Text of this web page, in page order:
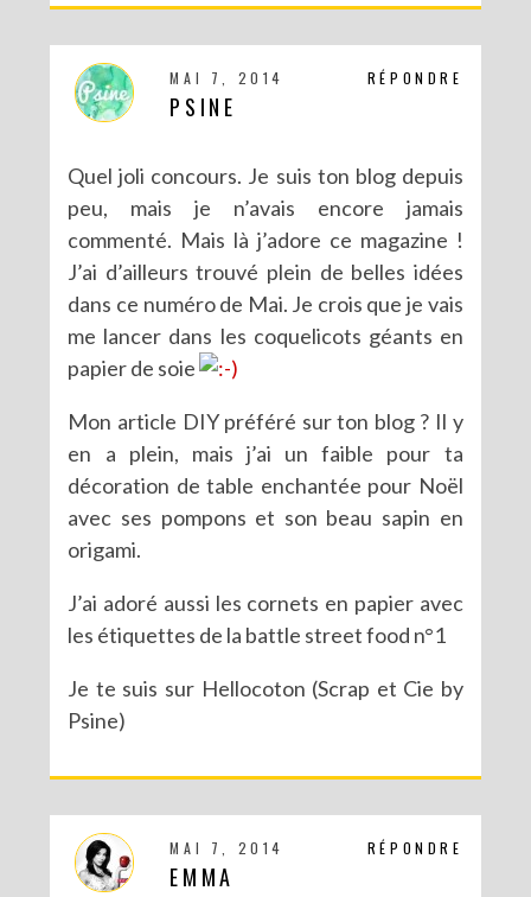
RÉPONDRE
MAI 7, 2014
PSINE
Quel joli concours. Je suis ton blog depuis
peu, mais je n’avais encore jamais
commenté. Mais là j’adore ce magazine !
J’ai d’ailleurs trouvé plein de belles idées
dans ce numéro de Mai. Je crois que je vais
me lancer dans les coquelicots géants en
papier de soie
Mon article DIY préféré sur ton blog ? Il y
en a plein, mais j’ai un faible pour ta
décoration de table enchantée pour Noël
avec ses pompons et son beau sapin en
origami.
J’ai adoré aussi les cornets en papier avec
les étiquettes de la battle street food n°1
Je te suis sur Hellocoton (Scrap et Cie by
Psine)
RÉPONDRE
MAI 7, 2014
EMMA